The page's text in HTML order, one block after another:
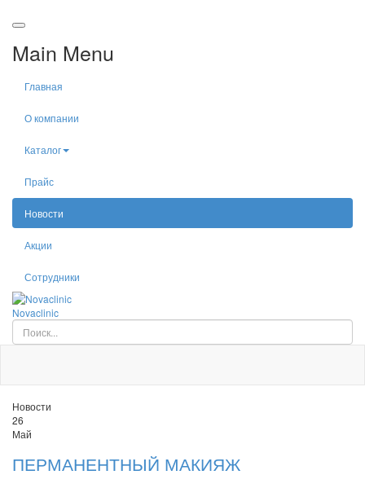
Main Menu
Главная
О компании
Каталог
Прайс
Новости
Акции
Сотрудники
Novaclinic
Искать...
Новости
26
Май
ПЕРМАНЕНТНЫЙ МАКИЯЖ